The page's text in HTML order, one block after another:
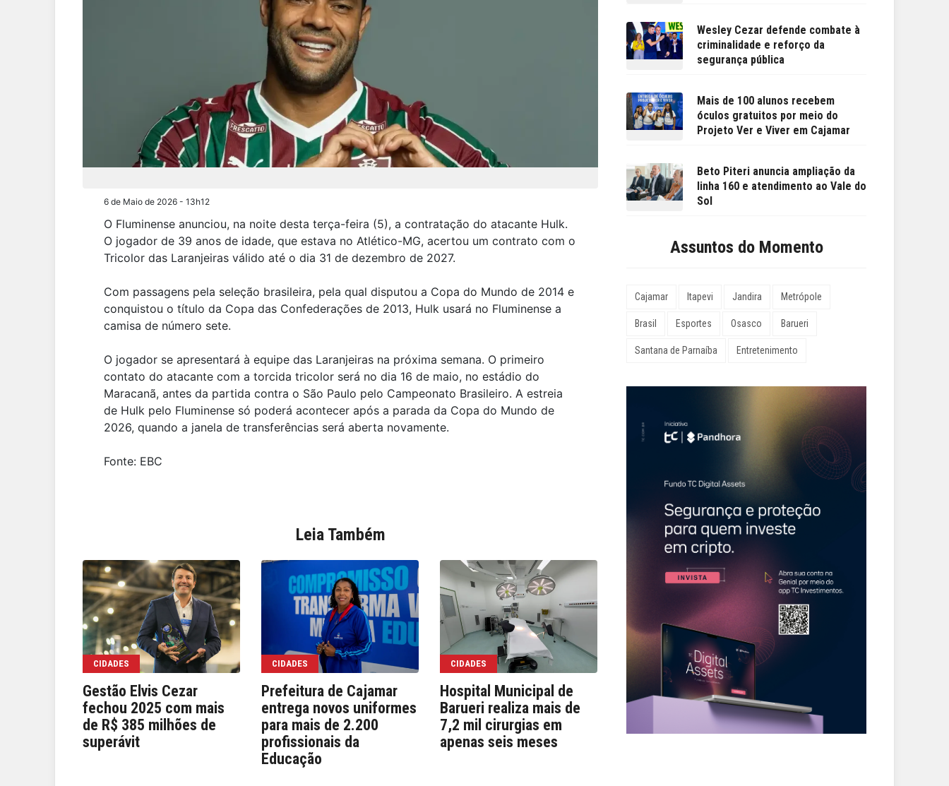
6 de Maio de 2026 - 13h12
O Fluminense anunciou, na noite desta terça-feira (5), a contratação do atacante Hulk.
O jogador de 39 anos de idade, que estava no Atlético-MG, acertou um contrato com o
Tricolor das Laranjeiras válido até o dia 31 de dezembro de 2027.
Com passagens pela seleção brasileira, pela qual disputou a Copa do Mundo de 2014 e
conquistou o título da Copa das Confederações de 2013, Hulk usará no Fluminense a
camisa de número sete.
O jogador se apresentará à equipe das Laranjeiras na próxima semana. O primeiro
contato do atacante com a torcida tricolor será no dia 16 de maio, no estádio do
Maracanã, antes da partida contra o São Paulo pelo Campeonato Brasileiro. A estreia
de Hulk pelo Fluminense só poderá acontecer após a parada da Copa do Mundo de
2026, quando a janela de transferências será aberta novamente.
Fonte: EBC
Leia Também
CIDADES
Gestão Elvis Cezar
fechou 2025 com mais
de R$ 385 milhões de
superávit
CIDADES
Prefeitura de Cajamar
entrega novos uniformes
para mais de 2.200
profissionais da
Educação
CIDADES
Hospital Municipal de
Barueri realiza mais de
7,2 mil cirurgias em
apenas seis meses
Wesley Cezar defende
combate à criminalidade
e reforço da segurança
recebem óculos
gratuitos por meio do
Wesley Cezar defende combate à
criminalidade e reforço da
segurança pública
Mais de 100 alunos recebem
óculos gratuitos por meio do
Projeto Ver e Viver em Cajamar
Beto Piteri anuncia ampliação da
linha 160 e atendimento ao Vale do
Sol
Assuntos do Momento
Cajamar Itapevi Jandira Metrópole
Brasil Esportes Osasco Barueri
Santana de Parnaíba Entretenimento